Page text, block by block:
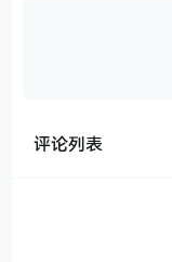
评论列表